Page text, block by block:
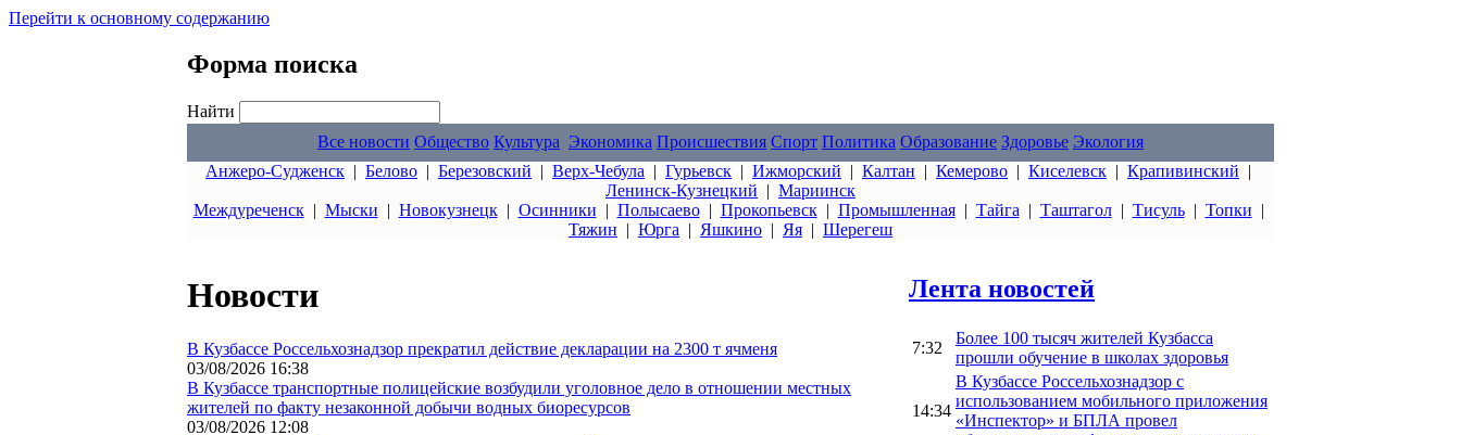
Перейти к основному содержанию
Форма поиска
Найти
Все новости Общество Культура Экономика Происшествия Спорт Политика Образование Здоровье Экология
Анжеро-Судженск | Белово | Березовский | Верх-Чебула | Гурьевск | Ижморский | Калтан | Кемерово | Киселевск | Крапивинский |
Ленинск-Кузнецкий | Мариинск
Междуреченск| Мыски | Новокузнецк| Осинники | Полысаево| Прокопьевск| Промышленная| Тайга | Таштагол| Тисуль| Топки |
Тяжин | Юрга | Яшкино | Яя | Шерегеш
Новости
В Кузбассе Россельхознадзор прекратил действие декларации на 2300 т ячменя
03/08/2026 16:38
В Кузбассе транспортные полицейские возбудили уголовное дело в отношении местных
жителей по факту незаконной добычи водных биоресурсов
03/08/2026 12:08
Лента новостей
7:32
Более 100 тысяч жителей Кузбасса
прошли обучение в школах здоровья
14:34
В Кузбассе Россельхознадзор с
использованием мобильного приложения
«Инспектор» и БПЛА провел